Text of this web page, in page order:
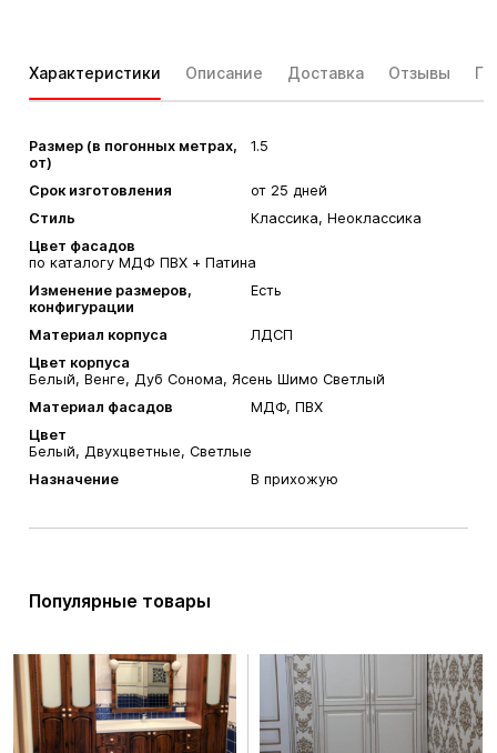
Характеристики Описание Доставка Отзывы
Размер (в погонных метрах,
от)
1.5
Срок изготовления
от 25 дней
Стиль
Классика, Неоклассика
Цвет фасадов
по каталогу МДФ ПВХ + Патина
Изменение размеров,
конфигурации
Есть
Материал корпуса
ЛДСП
Цвет корпуса
Белый, Венге, Дуб Сонома, Ясень Шимо Светлый
Материал фасадов
МДФ, ПВХ
Цвет
Белый, Двухцветные, Светлые
Назначение
В прихожую
Популярные товары